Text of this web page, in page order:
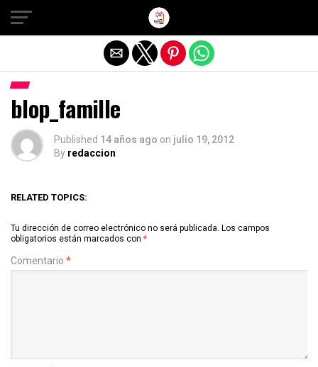
blop_famille
Published 14 años ago on julio 19, 2012
By redaccion
RELATED TOPICS:
Tu dirección de correo electrónico no será publicada. Los campos
obligatorios están marcados con *
Comentario *
Salir de la versión móvil